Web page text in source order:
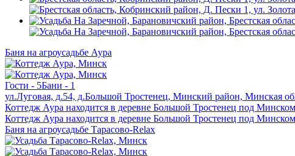
Баня на агроусадьбе Аура
Гости - 5Бани - 1
ул.Луговая, д.54, д.Большой Тростенец, Минский район, Минская
Коттедж Аура находится в деревне Большой Тростенец под
Коттедж Аура находится в деревне Большой Тростенец под
Баня на агроусадьбе Тарасово-Relax